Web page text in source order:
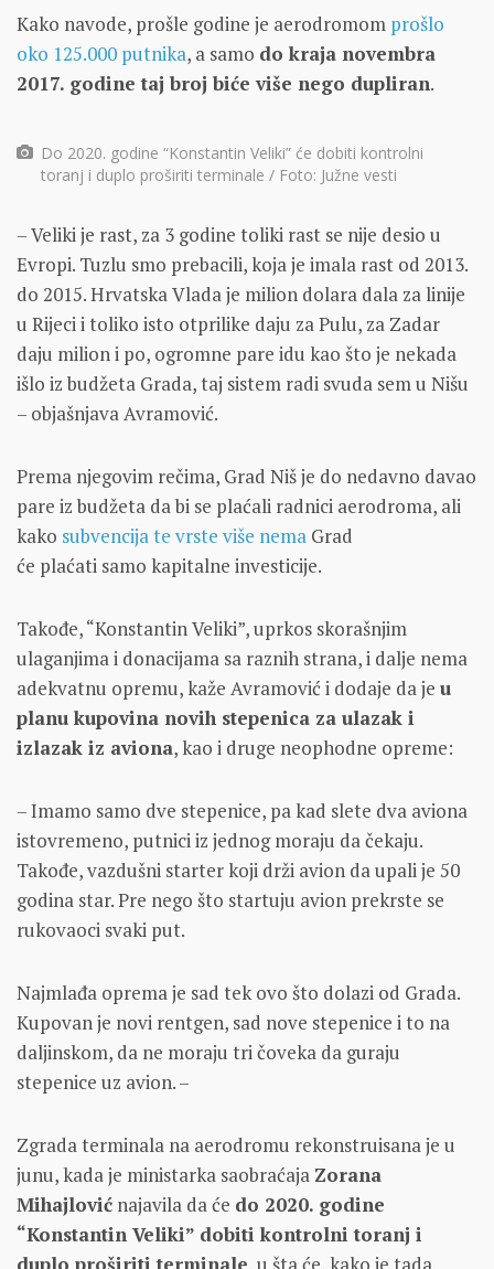
Kako navode, prošle godine je aerodromom prošlo
oko 125.000 putnika, a samo do kraja novembra
2017. godine taj broj biće više nego dupliran.
Do 2020. godine “Konstantin Veliki” će dobiti kontrolni
toranj i duplo proširiti terminale / Foto: Južne vesti
– Veliki je rast, za 3 godine toliki rast se nije desio u
Evropi. Tuzlu smo prebacili, koja je imala rast od 2013.
do 2015. Hrvatska Vlada je milion dolara dala za linije
u Rijeci i toliko isto otprilike daju za Pulu, za Zadar
daju milion i po, ogromne pare idu kao što je nekada
išlo iz budžeta Grada, taj sistem radi svuda sem u Nišu
– objašnjava Avramović.
Prema njegovim rečima, Grad Niš je do nedavno davao
pare iz budžeta da bi se plaćali radnici aerodroma, ali
kako subvencija te vrste više nema Grad
će plaćati samo kapitalne investicije.
Takođe, “Konstantin Veliki”, uprkos skorašnjim
ulaganjima i donacijama sa raznih strana, i dalje nema
adekvatnu opremu, kaže Avramović i dodaje da je u
planu kupovina novih stepenica za ulazak i
izlazak iz aviona, kao i druge neophodne opreme:
– Imamo samo dve stepenice, pa kad slete dva aviona
istovremeno, putnici iz jednog moraju da čekaju.
Takođe, vazdušni starter koji drži avion da upali je 50
godina star. Pre nego što startuju avion prekrste se
rukovaoci svaki put.
Najmlađa oprema je sad tek ovo što dolazi od Grada.
Kupovan je novi rentgen, sad nove stepenice i to na
daljinskom, da ne moraju tri čoveka da guraju
stepenice uz avion. –
Zgrada terminala na aerodromu rekonstruisana je u
junu, kada je ministarka saobraćaja Zorana
Mihajlović najavila da će do 2020. godine
“Konstantin Veliki” dobiti kontrolni toranj i